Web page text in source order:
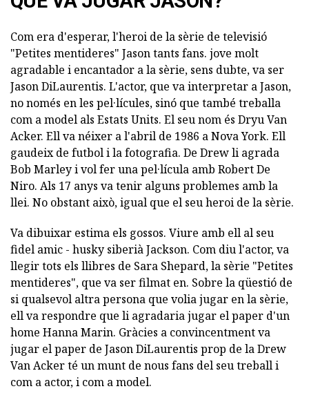
Com era d'esperar, l'heroi de la sèrie de televisió
"Petites mentideres" Jason tants fans. jove molt
agradable i encantador a la sèrie, sens dubte, va ser
Jason DiLaurentis. L'actor, que va interpretar a Jason,
no només en les pel·lícules, sinó que també treballa
com a model als Estats Units. El seu nom és Dryu Van
Acker. Ell va néixer a l'abril de 1986 a Nova York. Ell
gaudeix de futbol i la fotografia. De Drew li agrada
Bob Marley i vol fer una pel·lícula amb Robert De
Niro. Als 17 anys va tenir alguns problemes amb la
llei. No obstant això, igual que el seu heroi de la sèrie.
Va dibuixar estima els gossos. Viure amb ell al seu
fidel amic - husky siberià Jackson. Com diu l'actor, va
llegir tots els llibres de Sara Shepard, la sèrie "Petites
mentideres", que va ser filmat en. Sobre la qüestió de
si qualsevol altra persona que volia jugar en la sèrie,
ell va respondre que li agradaria jugar el paper d'un
home Hanna Marin. Gràcies a convincentment va
jugar el paper de Jason DiLaurentis prop de la Drew
Van Acker té un munt de nous fans del seu treball i
com a actor, i com a model.